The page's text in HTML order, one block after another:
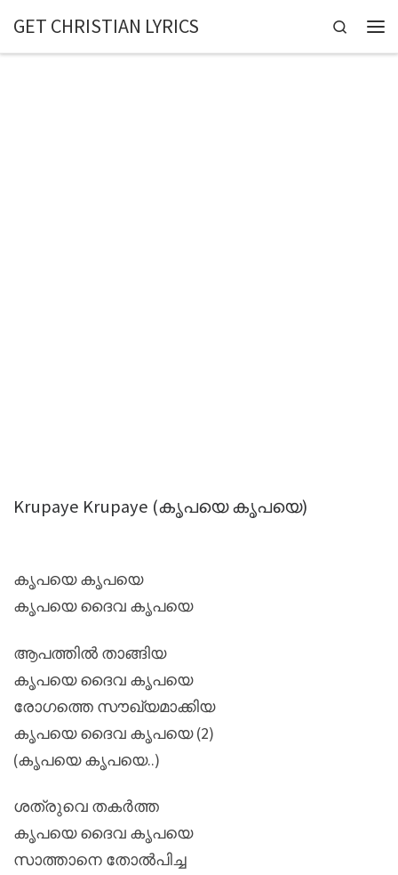
Skip to content
GET CHRISTIAN LYRICS Search
Krupaye Krupaye (കൃപയെ കൃപയെ)
കൃപയെ കൃപയെ
കൃപയെ ദൈവ കൃപയെ
ആപത്തിൽ താങ്ങിയ
കൃപയെ ദൈവ കൃപയെ
രോഗത്തെ സൗഖ്യമാക്കിയ
കൃപയെ ദൈവ കൃപയെ (2)
(കൃപയെ കൃപയെ..)
ശത്രുവെ തകർത്ത
കൃപയെ ദൈവ കൃപയെ
സാത്താനെ തോൽപിച്ച